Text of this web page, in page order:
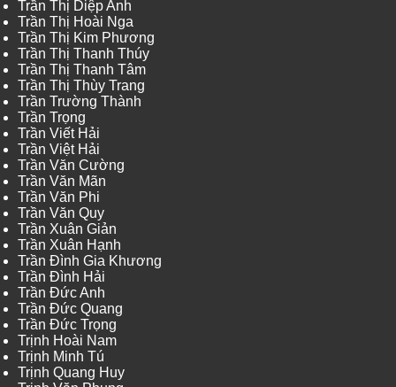
Trần Thị Diệp Anh
Trần Thị Hoài Nga
Trần Thị Kim Phương
Trần Thị Thanh Thúy
Trần Thị Thanh Tâm
Trần Thị Thùy Trang
Trần Trường Thành
Trần Trọng
Trần Viết Hải
Trần Việt Hải
Trần Văn Cường
Trần Văn Mãn
Trần Văn Phi
Trần Văn Quy
Trần Xuân Giản
Trần Xuân Hạnh
Trần Đình Gia Khương
Trần Đình Hải
Trần Đức Anh
Trần Đức Quang
Trần Đức Trọng
Trịnh Hoài Nam
Trịnh Minh Tú
Trịnh Quang Huy